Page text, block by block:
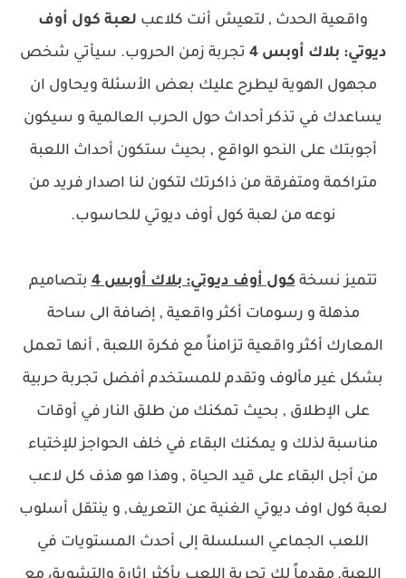
واقعية الحدث , لتعيش أنت كلاعب لعبة كول أوف
ديوتي: بلاك أوبس 4
تجربة زمن الحروب. سيأتي شخص
مجهول الهوية ليطرح عليك بعض الأسئلة ويحاول ان
يساعدك في تذكر أحداث حول الحرب العالمية و سيكون
أجوبتك على النحو الواقع , بحيث ستكون أحداث اللعبة
متراكمة ومتفرقة من ذاكرتك لتكون لنا اصدار فريد من
نوعه من لعبة كول أوف ديوتي للحاسوب.
تتميز نسخةكول أوف ديوتي: بلاك أوبس 4 بتصاميم
مذهلة و رسومات أكثر واقعية , إضافة الى ساحة
المعارك أكثر واقعية تزامناً مع فكرة اللعبة , أنها تعمل
بشكل غير مألوف وتقدم للمستخدم أفضل تجربة حربية
على الإطلاق , بحيث تمكنك من طلق النار في أوقات
مناسبة لذلك و يمكنك البقاء في خلف الحواجز للإختباء
من أجل البقاء على قيد الحياة , وهذا هو هذف كل لاعب
لعبة كول اوف ديوتي الغنية عن التعريف, و ينتقل أسلوب
اللعب الجماعي السلسلة إلى أحدث المستويات في